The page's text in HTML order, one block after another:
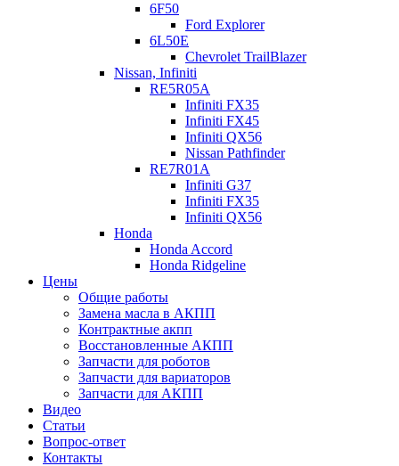
6F50
Ford Explorer
6L50E
Chevrolet TrailBlazer
Nissan, Infiniti
RE5R05A
Infiniti FX35
Infiniti FX45
Infiniti QX56
Nissan Pathfinder
RE7R01A
Infiniti G37
Infiniti FX35
Infiniti QX56
Honda
Honda Accord
Honda Ridgeline
Цены
Общие работы
Замена масла в АКПП
Контрактные акпп
Восстановленные АКПП
Запчасти для роботов
Запчасти для вариаторов
Запчасти для АКПП
Видео
Статьи
Вопрос-ответ
Контакты
Плата мехатроника DSG7 DL382-7F (0CK) / DL382-7Q (0CL).
При покупке б/у мехатроника блок управления:
прошивается под автомобиль;
переставляется «родная» плата.
На мехатронике также расположен электромотор системы
«Start-Stop». На заглушенном автомобиле он нагнетает
давление на гидроаккумулятор. То есть в мехатронике всегда